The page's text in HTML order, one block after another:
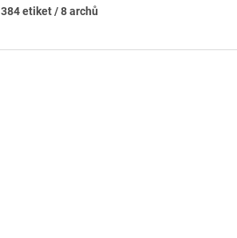
384 etiket / 8 archů